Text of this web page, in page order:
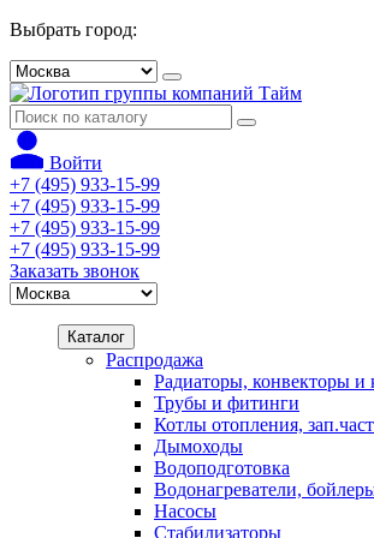
Выбрать город:
Войти
+7 (495) 933-15-99
+7 (495) 933-15-99
+7 (495) 933-15-99
+7 (495) 933-15-99
Заказать звонок
Каталог
Распродажа
Радиаторы, конвекторы
Трубы и фитинги
Котлы отопления,
Дымоходы
Водоподготовка
Водонагреватели,
Насосы
Стабилизаторы